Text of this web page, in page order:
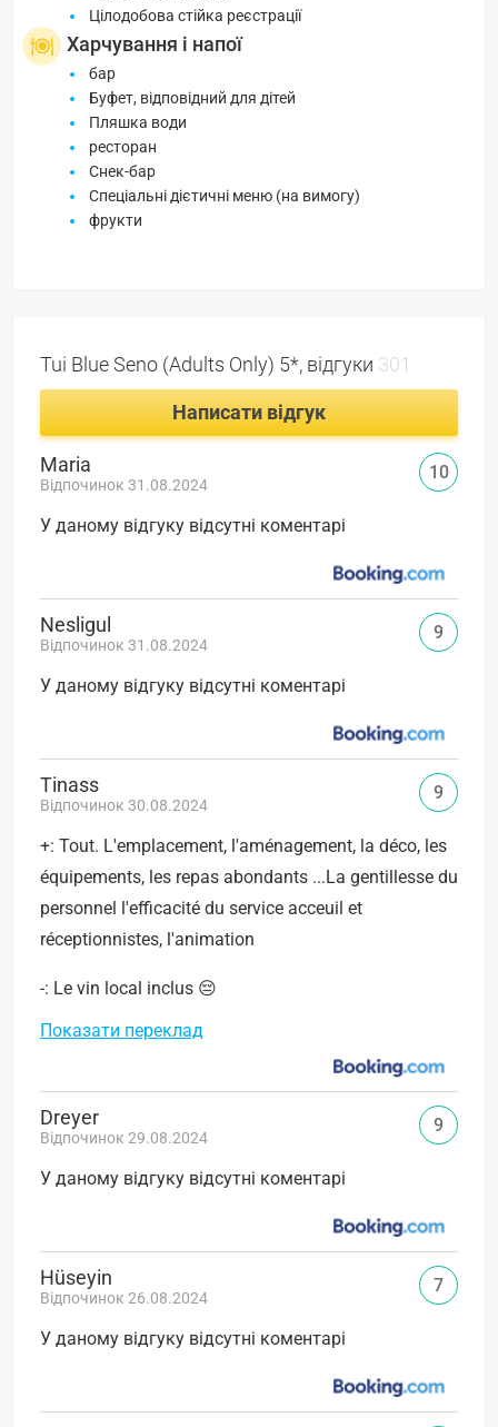
Цілодобова стійка реєстрації
Харчування і напої
бар
Буфет, відповідний для дітей
Пляшка води
ресторан
Снек-бар
Спеціальні дієтичні меню (на вимогу)
фрукти
Tui Blue Seno (Adults Only) 5*, відгуки 301
Написати відгук
Maria
Відпочинок 31.08.2024
У даному відгуку відсутні коментарі
10
Nesligul
Відпочинок 31.08.2024
У даному відгуку відсутні коментарі
9
Tinass
Відпочинок 30.08.2024
+: Tout. L'emplacement, l'aménagement, la déco, les
équipements, les repas abondants ...La gentillesse du
personnel l'efficacité du service acceuil et
réceptionnistes, l'animation
-: Le vin local inclus 😔
Показати переклад
9
Dreyer
Відпочинок 29.08.2024
У даному відгуку відсутні коментарі
9
Hüseyin
Відпочинок 26.08.2024
У даному відгуку відсутні коментарі
7